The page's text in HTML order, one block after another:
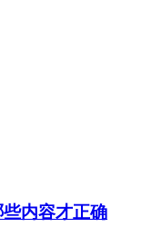
内容才正确